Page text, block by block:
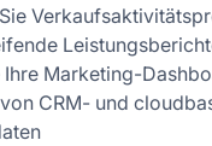
Ihre Marketing-
CRM- und